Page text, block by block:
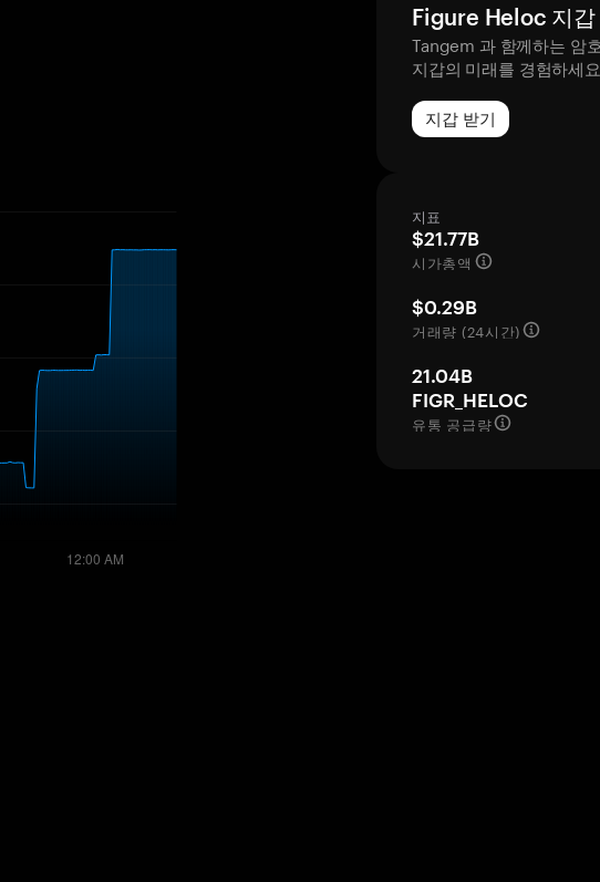
Figure Heloc 지갑
Tangem 과 함께하는 암
지갑의 미래를 경험하세
지갑 받기
지표
$21.77B
시가총액
$0.29B
거래량 (24시간)
21.04B
FIGR_HELOC
유통 공급량